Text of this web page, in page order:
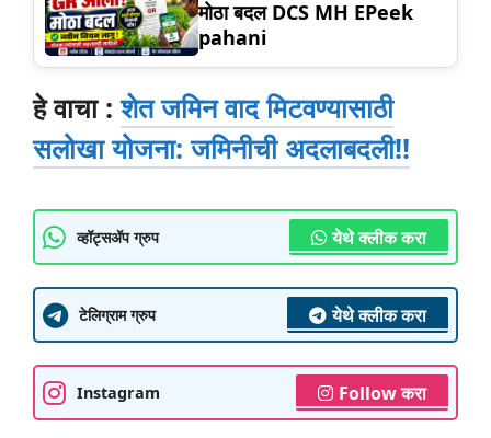
मोठा बदल DCS MH EPeek
pahani
हे वाचा :शेत जमिन वाद मिटवण्यासाठी
सलोखा योजना: जमिनीची अदलाबदली!!
व्हॉट्सॲप ग्रुप येथे क्लीक करा
टेलिग्राम ग्रुप येथे क्लीक करा
Instagram Follow करा